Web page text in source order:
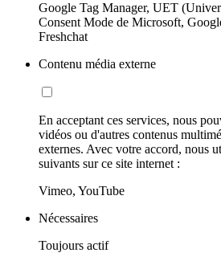
Google Tag Manager, UET
Consent Mode de Microsoft,
Freshchat
Contenu média externe
En acceptant ces services, nous
vidéos ou d'autres contenus
externes. Avec votre accord, nous
suivants sur ce site internet :
Vimeo, YouTube
Nécessaires
Toujours actif